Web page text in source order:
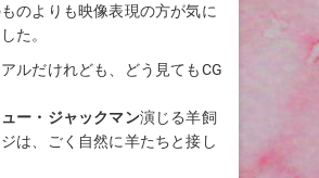
のよりも映像表現の方が気に
た。
ルだけれども、どう見てもCG
ュー・ジャックマン演じる羊飼
は、ごく自然に羊たちと接し